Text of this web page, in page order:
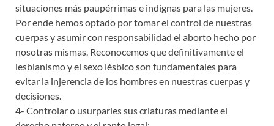
situaciones más paupérrimas e indignas para las mujeres.
Por ende hemos optado por tomar el control de nuestras
cuerpas y asumir con responsabilidad el aborto hecho por
nosotras mismas. Reconocemos que definitivamente el
lesbianismo y el sexo lésbico son fundamentales para
evitar la injerencia de los hombres en nuestras cuerpas y
decisiones.
4- Controlar o usurparles sus criaturas mediante el